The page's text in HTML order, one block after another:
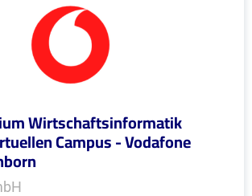
Wirtschaftsinformatik
Campus - Vodafone